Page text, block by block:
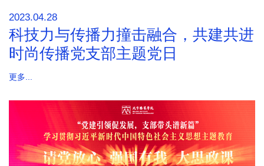
2023.04.28
科技力与传播力撞击融合，共建共进
时尚传播党支部主题党日
更多...